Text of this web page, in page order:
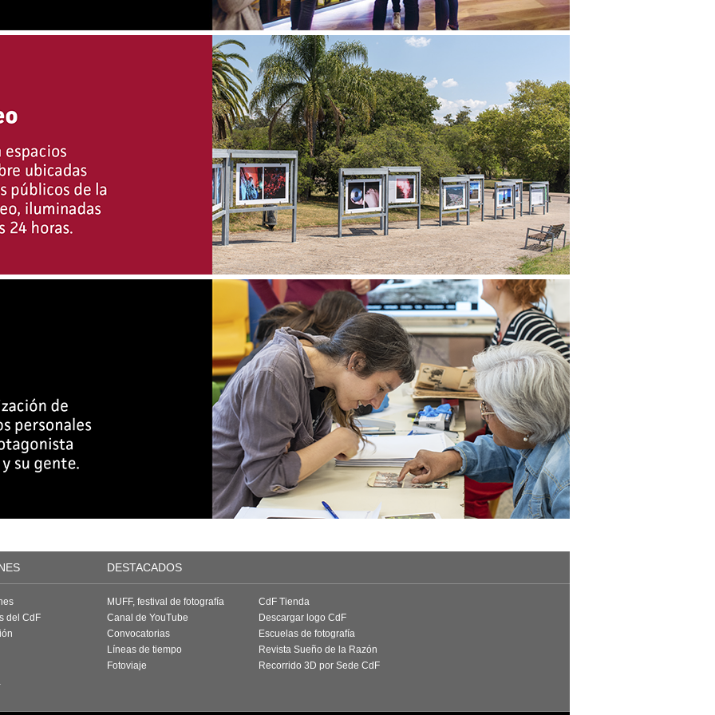
DESTACADOS
del CdF
MUFF, festival de fotografía
Canal de YouTube
Convocatorias
Líneas de tiempo
Fotoviaje
CdF Tienda
Descargar logo CdF
Escuelas de fotografía
Revista Sueño de la Razón
Recorrido 3D por Sede CdF